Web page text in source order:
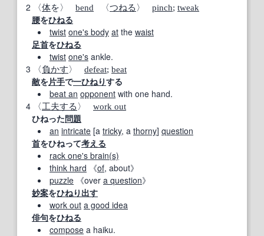
2 〈体を〉 bend 〈つねる 〉 pinch; tweak
腰をひねる
twist one's body at the waist
足首をひねる
twist one's ankle.
3
〈負かす〉 defeat; beat
敵を片手で一ひねりする
beat an opponent with one hand.
4
〈工夫する 〉 work out
ひねった問題
an intricate [a tricky, a thorny] question
首をひねって考える
rack one's brain(s)
think hard 《of, about》
puzzle 《over a question》
妙案をひねり出す
work out a good idea
俳句をひねる
compose a haiku.